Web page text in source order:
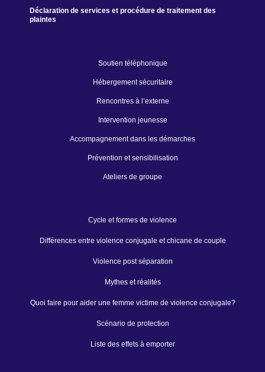
Déclaration de services et procédure de traitement des
plaintes
Soutien téléphonique
Hébergement sécuritaire
Rencontres à l’externe
Intervention jeunesse
Accompagnement dans les démarches
Prévention et sensibilisation
Ateliers de groupe
Cycle et formes de violence
Différences entre violence conjugale et chicane de couple
Violence post séparation
Mythes et réalités
Quoi faire pour aider une femme victime de violence conjugale?
Scénario de protection
Liste des effets à emporter